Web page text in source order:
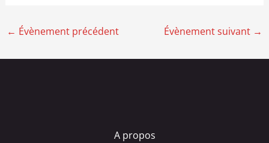
← Évènement précédent Évènement suivant →
A propos